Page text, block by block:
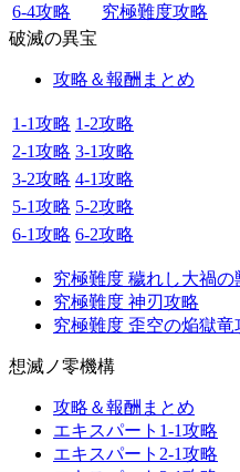
6-4攻略
究極難度攻略
破滅の異宝
攻略＆報酬まとめ
1-1攻略 1-2攻略
2-1攻略 3-1攻略
3-2攻略 4-1攻略
5-1攻略 5-2攻略
6-1攻略 6-2攻略
究極難度 穢れし大禍の
究極難度 神刃攻略
究極難度 歪空の焔獄竜
想滅ノ零機構
攻略＆報酬まとめ
エキスパート1-1攻略
エキスパート2-1攻略